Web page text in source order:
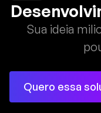
Sua ideia
Quero essa